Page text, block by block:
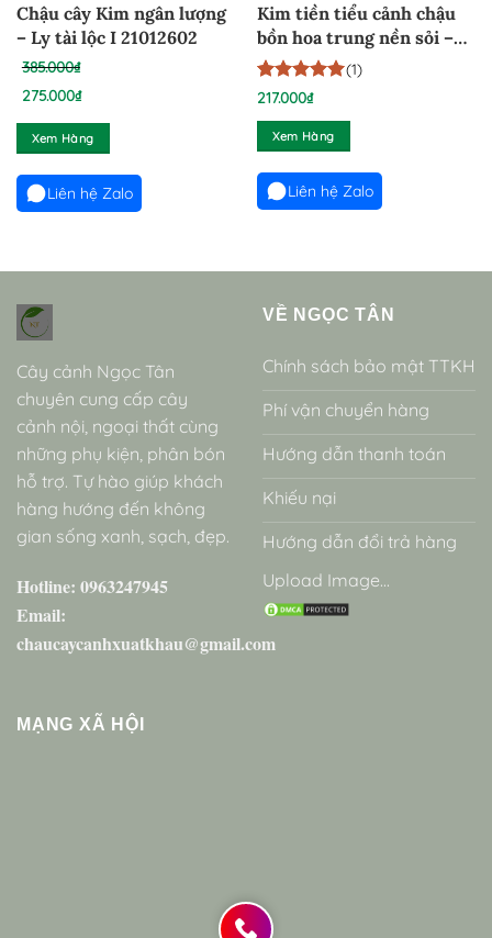
Chậu cây Kim ngân lượng
– Ly tài lộc I 21012602
385.000₫
Giá
275.000₫
Giá
hiện
là:
275.000₫.
Xem Hàng
Liên hệ Zalo
Kim tiền tiểu cảnh chậu
bồn hoa trung nền sỏi –
KTCBHT100824
5trên 5
1
đánh giá
(1)
217.000₫
Xem Hàng
Liên hệ Zalo
Cây cảnh Ngọc Tân
chuyên cung cấp cây
cảnh nội, ngoại thất cùng
những phụ kiện, phân bón
hỗ trợ. Tự hào giúp khách
hàng hướng đến không
gian sống xanh, sạch, đẹp.
Hotline: 0963247945
Email:
chaucaycanhxuatkhau@gmail.com
VỀ NGỌC TÂN
Chính sách bảo mật TTKH
Phí vận chuyển hàng
Hướng dẫn thanh toán
Khiếu nại
Hướng dẫn đổi trả hàng
Upload Image...
MẠNG XÃ HỘI